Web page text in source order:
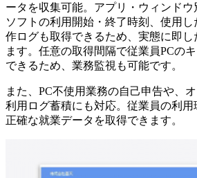
ータを収集可能。アプリ・ウィンド
ソフトの利用開始・終了時刻、使用
作ログも取得できるため、実態に即し
ます。任意の取得間隔で従業員PCの
できるため、業務監視も可能です。
また、PC不使用業務の自己申告や、
利用ログ蓄積にも対応。従業員の利
正確な就業データを取得できます。